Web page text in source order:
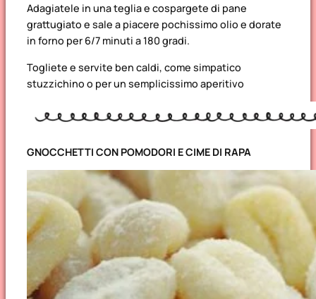
Adagiatele in una teglia e cospargete di pane
grattugiato e sale a piacere pochissimo olio e dorate
in forno per 6/7 minuti a 180 gradi.
Togliete e servite ben caldi, come simpatico
stuzzichino o per un semplicissimo aperitivo
GNOCCHETTI CON POMODORI E CIME DI RAPA